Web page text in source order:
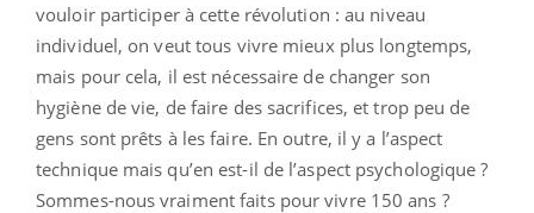
vouloir participer à cette révolution : au niveau
individuel, on veut tous vivre mieux plus longtemps,
mais pour cela, il est nécessaire de changer son
hygiène de vie, de faire des sacrifices, et trop peu de
gens sont prêts à les faire. En outre, il y a l’aspect
technique mais qu’en est-il de l’aspect psychologique ?
Sommes-nous vraiment faits pour vivre 150 ans ?